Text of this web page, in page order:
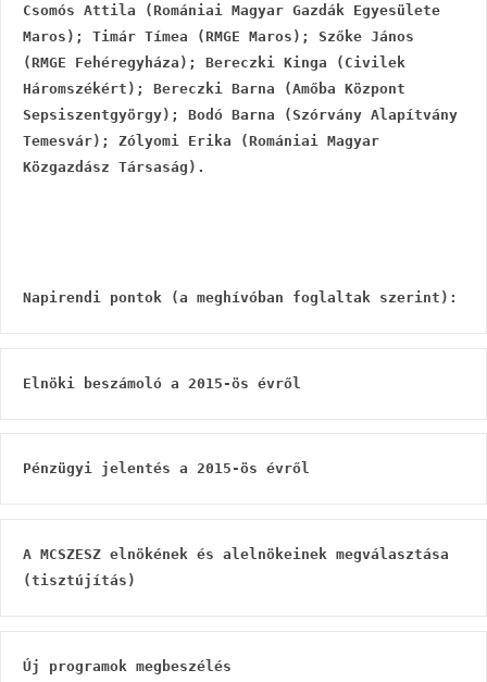
Csomós Attila (Romániai Magyar Gazdák Egyesülete
Maros); Timár Tímea (RMGE Maros); Szőke János
(RMGE Fehéregyháza); Bereczki Kinga (Civilek
Háromszékért); Bereczki Barna (Amőba Központ
Sepsiszentgyörgy); Bodó Barna (Szórvány Alapítvány
Temesvár); Zólyomi Erika (Romániai Magyar
Közgazdász Társaság).
Napirendi pontok (a meghívóban foglaltak szerint):
Elnöki beszámoló a 2015-ös évről
Pénzügyi jelentés a 2015-ös évről
A MCSZESZ elnökének és alelnökeinek megválasztása
(tisztújítás)
Új programok megbeszélés